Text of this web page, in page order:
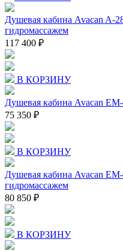
Душевая кабина Avacan A-
гидромассажем
117 400 ₽
В КОРЗИНУ
Душевая кабина Avacan
75 350 ₽
В КОРЗИНУ
Душевая кабина Avacan
гидромассажем
80 850 ₽
В КОРЗИНУ